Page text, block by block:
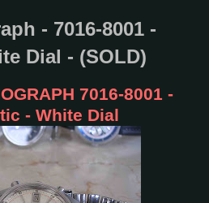
- 7016-8001 -
Dial - (SOLD)
7016-8001 -
- White Dial